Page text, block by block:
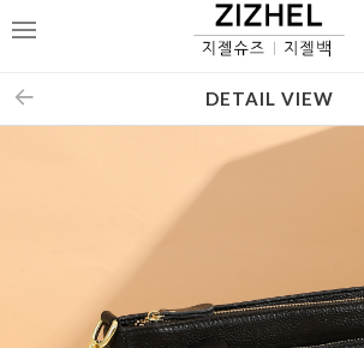
메
DETAIL VIEW